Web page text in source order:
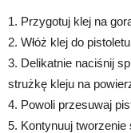
1. Przygotuj klej na
2. Włóż klej do
3. Delikatnie naciśnij
strużkę kleju na
4. Powoli przesuwaj
5. Kontynuuj